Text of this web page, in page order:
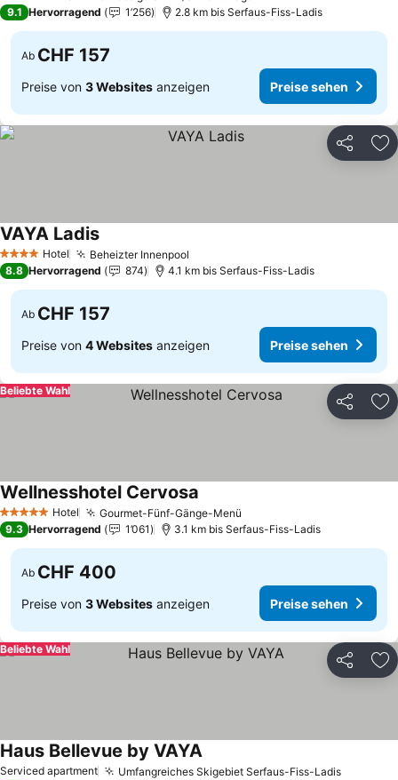
9.1 Hervorragend 1’256 2.8 km bis Serfaus-Fiss-Ladis
Ab CHF 157
Preise von 3 Websites anzeigen Preise sehen
Teilen
4 Sterne Hotel Beheizter Innenpool
VAYA Ladis
8.8 Hervorragend 874 4.1 km bis Serfaus-Fiss-Ladis
Ab CHF 157
Preise von 4 Websites anzeigen Preise sehen
Teilen
Beliebte Wahl
5 Sterne Hotel Gourmet-Fünf-Gänge-Menü
Wellnesshotel Cervosa
9.3 Hervorragend 1’061 3.1 km bis Serfaus-Fiss-Ladis
Ab CHF 400
Preise von 3 Websites anzeigen Preise sehen
Teilen
Beliebte Wahl
Serviced apartment Umfangreiches Skigebiet Serfaus-Fiss-Ladis
Haus Bellevue by VAYA